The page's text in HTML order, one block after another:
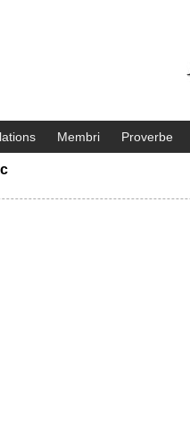
Membri Proverbe